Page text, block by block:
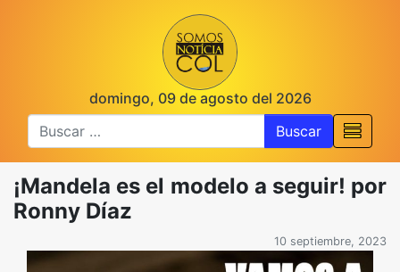
domingo, 09 de agosto del 2026
Buscar
¡Mandela es el modelo a seguir! por
Ronny Díaz
10 septiembre, 2023